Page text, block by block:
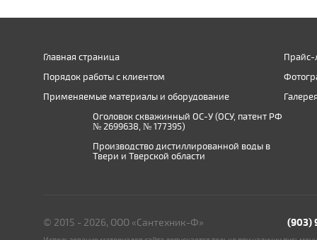
Главная страница
Порядок работы с клиентом
Применяемые материалы и оборудование
Прайс-
Оголовок скважинный ОС-У (ОСУ, патент РФ
№ 2699638, № 177395)
Производство дистиллированной воды в
Твери и Тверской области
© 2015 - 2026, ООО «Сантехник-Ф» (903)